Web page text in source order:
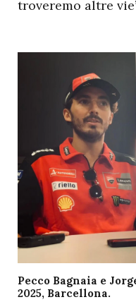
troveremo altre
Pecco Bagnaia e
2025, Barcellona.